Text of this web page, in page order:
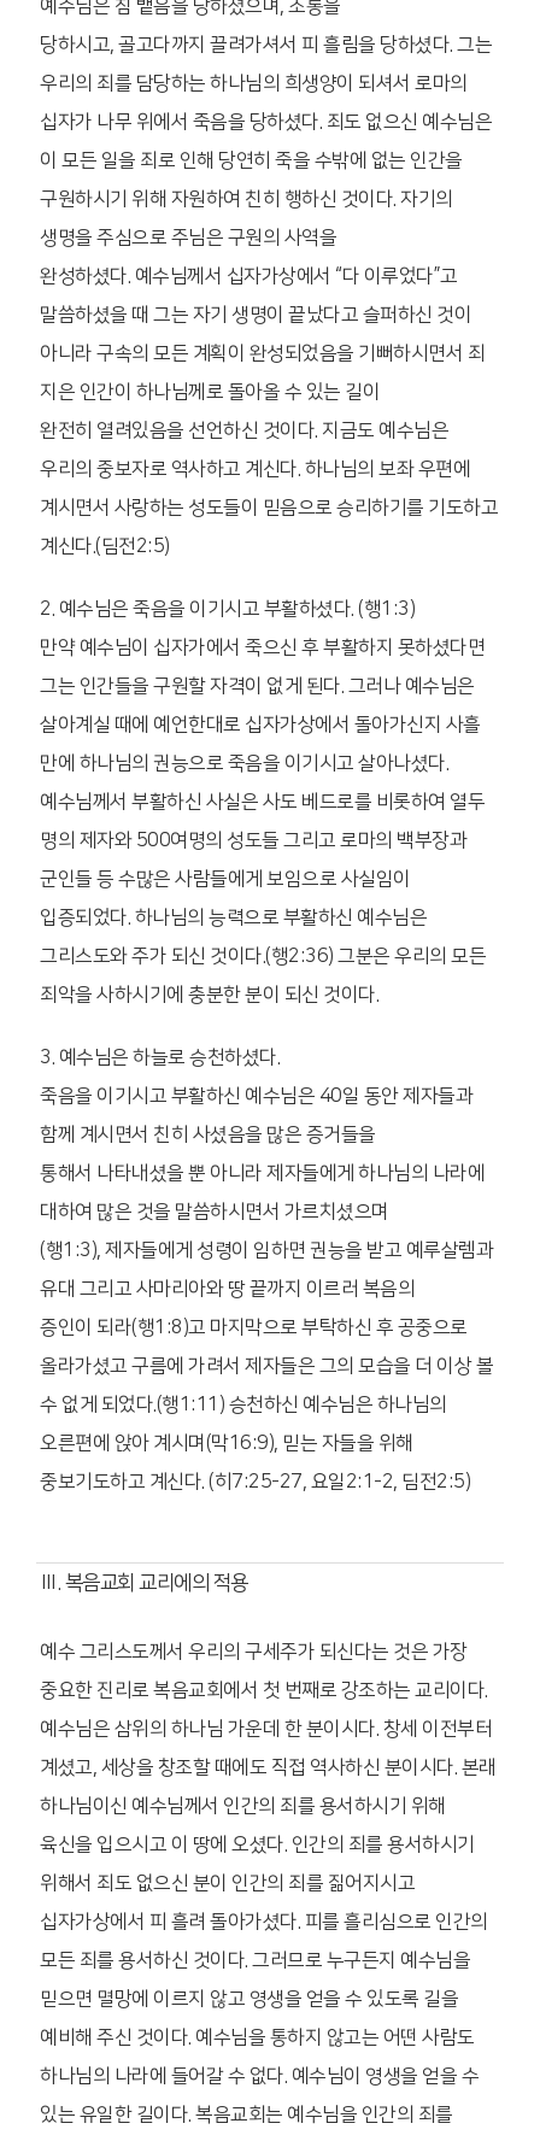
예수님은 침 뱉음을 당하셨으며, 조롱을
당하시고, 골고다까지 끌려가셔서 피 흘림을 당하셨다. 그는
우리의 죄를 담당하는 하나님의 희생양이 되셔서 로마의
십자가 나무 위에서 죽음을 당하셨다. 죄도 없으신 예수님은
이 모든 일을 죄로 인해 당연히 죽을 수밖에 없는 인간을
구원하시기 위해 자원하여 친히 행하신 것이다. 자기의
생명을 주심으로 주님은 구원의 사역을
완성하셨다. 예수님께서 십자가상에서 “다 이루었다”고
말씀하셨을 때 그는 자기 생명이 끝났다고 슬퍼하신 것이
아니라 구속의 모든 계획이 완성되었음을 기뻐하시면서 죄
지은 인간이 하나님께로 돌아올 수 있는 길이
완전히 열려있음을 선언하신 것이다. 지금도 예수님은
우리의 중보자로 역사하고 계신다. 하나님의 보좌 우편에
계시면서 사랑하는 성도들이 믿음으로 승리하기를 기도하고
계신다.(딤전2:5)
2. 예수님은 죽음을 이기시고 부활하셨다. (행1:3)
만약 예수님이 십자가에서 죽으신 후 부활하지 못하셨다면
그는 인간들을 구원할 자격이 없게 된다. 그러나 예수님은
살아계실 때에 예언한대로 십자가상에서 돌아가신지 사흘
만에 하나님의 권능으로 죽음을 이기시고 살아나셨다.
예수님께서 부활하신 사실은 사도 베드로를 비롯하여 열두
명의 제자와 500여명의 성도들 그리고 로마의 백부장과
군인들 등 수많은 사람들에게 보임으로 사실임이
입증되었다. 하나님의 능력으로 부활하신 예수님은
그리스도와 주가 되신 것이다.(행2:36) 그분은 우리의 모든
죄악을 사하시기에 충분한 분이 되신 것이다.
3. 예수님은 하늘로 승천하셨다.
죽음을 이기시고 부활하신 예수님은 40일 동안 제자들과
함께 계시면서 친히 사셨음을 많은 증거들을
통해서 나타내셨을 뿐 아니라 제자들에게 하나님의 나라에
대하여 많은 것을 말씀하시면서 가르치셨으며
(행1:3), 제자들에게 성령이 임하면 권능을 받고 예루살렘과
유대 그리고 사마리아와 땅 끝까지 이르러 복음의
증인이 되라(행1:8)고 마지막으로 부탁하신 후 공중으로
올라가셨고 구름에 가려서 제자들은 그의 모습을 더 이상 볼
수 없게 되었다.(행1:11) 승천하신 예수님은 하나님의
오른편에 앉아 계시며(막16:9), 믿는 자들을 위해
중보기도하고 계신다. (히7:25-27, 요일2:1-2, 딤전2:5)
Ⅲ. 복음교회 교리에의 적용
예수 그리스도께서 우리의 구세주가 되신다는 것은 가장
중요한 진리로 복음교회에서 첫 번째로 강조하는 교리이다.
예수님은 삼위의 하나님 가운데 한 분이시다. 창세 이전부터
계셨고, 세상을 창조할 때에도 직접 역사하신 분이시다. 본래
하나님이신 예수님께서 인간의 죄를 용서하시기 위해
육신을 입으시고 이 땅에 오셨다. 인간의 죄를 용서하시기
위해서 죄도 없으신 분이 인간의 죄를 짊어지시고
십자가상에서 피 흘려 돌아가셨다. 피를 흘리심으로 인간의
모든 죄를 용서하신 것이다. 그러므로 누구든지 예수님을
믿으면 멸망에 이르지 않고 영생을 얻을 수 있도록 길을
예비해 주신 것이다. 예수님을 통하지 않고는 어떤 사람도
하나님의 나라에 들어갈 수 없다. 예수님이 영생을 얻을 수
있는 유일한 길이다. 복음교회는 예수님을 인간의 죄를